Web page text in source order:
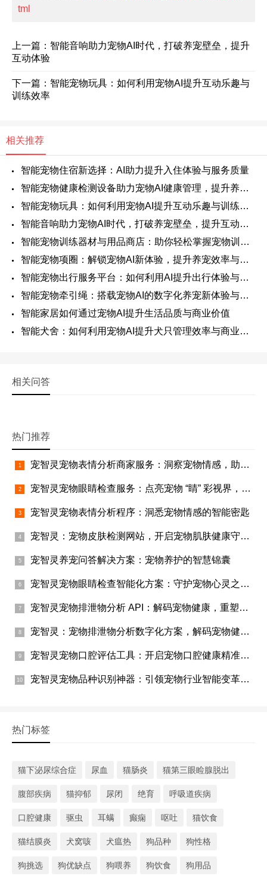
tml
上一篇：智能音响助力宠物AI时代，打破养宠壁垒，提升
互动体验
下一篇：智能宠物玩具：如何利用宠物AI提升互动乐趣与
训练效率
相关推荐
智能宠物住宿新选择：AI助力提升入住体验与服务质量
智能宠物健康检测设备助力宠物AI健康管理，提升养宠体验与商业价值
智能宠物玩具：如何利用宠物AI提升互动乐趣与训练效率
智能音响助力宠物AI时代，打破养宠壁垒，提升互动体验
智能宠物训练器材与用品商店：助你轻松掌握宠物训练新科技
智能宠物项圈：解锁宠物AI新体验，提升养宠效率与乐趣
智能宠物出行服务平台：如何利用AI提升出行体验与安全性
智能宠物牵引绳：搭载宠物AI的数字化养宠新体验与安全保障
智能家居如何通过宠物AI提升生活品质与商业价值
智能犬舍：如何利用宠物AI提升犬只管理效率与商业价值
相关问答
热门推荐
宠智灵宠物表情分析商家服务：洞察宠物情感，助力商家腾飞
宠智灵宠物眼睛检查服务：点亮宠物 “睛” 彩视界，助力宠物行业蓬勃发展
宠智灵宠物表情分析程序：洞悉宠物情感的智能密匙
宠智灵：宠物皮肤检测网站，开启宠物肌肤健康守护之旅
宠智灵养宠问答解决方案：宠物养护的智慧锦囊
宠智灵宠物眼睛检查智能化方案：守护宠物心灵之窗的智慧之选
宠智灵宠物排泄物分析 API：解码宠物健康，重塑宠物行业服务链
宠智灵：宠物排泄物分析数字化方案，解码宠物健康的隐秘信号
宠智灵宠物口腔评估工具：开启宠物口腔健康精准守护新时代
宠智灵宠物品种识别神器：引领宠物行业智能变革新风潮
热门标签
猫下泌尿综合症 尿血 猫肠炎 猫第三眼睑腺脱出
腹部疾病 猫抑郁 尿闭 绝育 呼吸道疾病
口腔健康 驱虫 耳螨 癫痫 呕吐 猫饮食
猫结膜炎 犬窝咳 犬瘟热 狗品种 狗性格
狗挑选 狗优缺点 狗喂养 狗饮食 狗用品